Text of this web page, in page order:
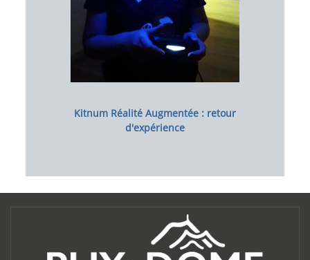
Kitnum Réalité Augmentée : retour
d'expérience